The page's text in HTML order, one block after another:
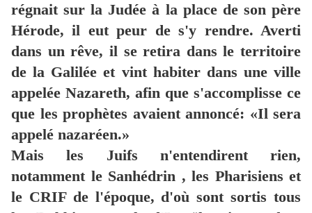
régnait sur la Judée à la place de son père
Hérode, il eut peur de s'y rendre. Averti
dans un rêve, il se retira dans le territoire
de la Galilée et vint habiter dans une ville
appelée Nazareth, afin que s'accomplisse ce
que les prophètes avaient annoncé: «Il sera
appelé nazaréen.»
Mais les Juifs n'entendirent rien,
notamment le Sanhédrin , les Pharisiens et
le CRIF de l'époque, d'où sont sortis tous